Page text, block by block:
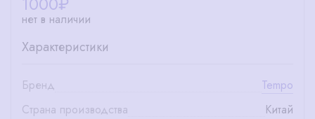
нет в наличии
Характеристики
Бренд
Tempo
Страна производства
Китай